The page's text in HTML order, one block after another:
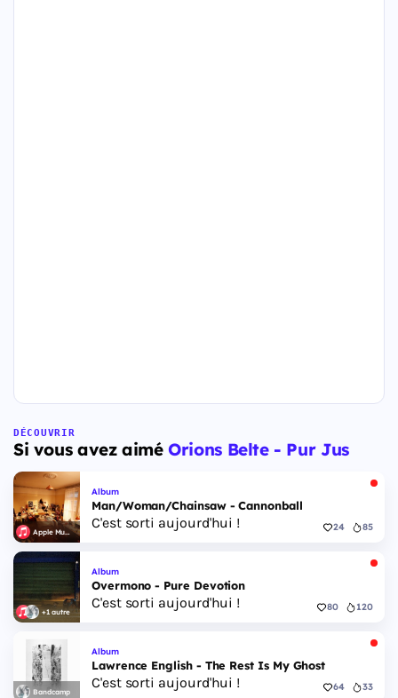
DÉCOUVRIR
Si vous avez aiméOrions Belte - Pur Jus
Apple Music
Album
Man/Woman/Chainsaw - Cannonball
C'est sorti aujourd'hui ! 24 85
+1 autre
Album
Overmono - Pure Devotion
C'est sorti aujourd'hui ! 80 120
Bandcamp
Album
Lawrence English - The Rest Is My Ghost
C'est sorti aujourd'hui ! 64 33